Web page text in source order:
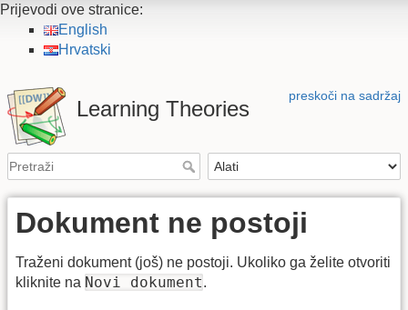
Prijevodi ove stranice:
English
Hrvatski
preskoči na sadržaj
Learning Theories
Dokument ne postoji
Traženi dokument (još) ne postoji. Ukoliko ga želite otvoriti
kliknite na Novi dokument.